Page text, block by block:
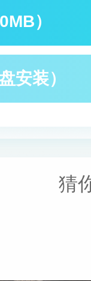
）
安装）
猜